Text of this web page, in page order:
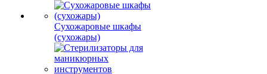
Сухожаровые шкафы
(сухожары)